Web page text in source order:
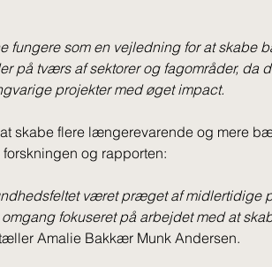
fungere som en vejledning for at skabe
på tværs af sektorer og fagområder, da
projekter med øget impact.
skabe flere længerevarende og mere
og rapporten:
været præget af midlertidige
fokuseret på arbejdet med at
Amalie Bakkær Munk Andersen.